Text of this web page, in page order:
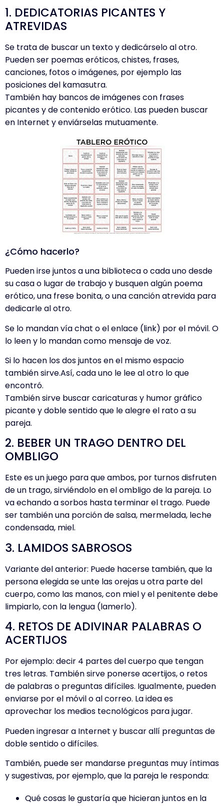
1. DEDICATORIAS PICANTES Y
ATREVIDAS
Se trata de buscar un texto y dedicárselo al otro.
Pueden ser poemas eróticos, chistes, frases,
canciones, fotos o imágenes, por ejemplo las
posiciones del kamasutra.
También hay bancos de imágenes con frases
picantes y de contenido erótico. Las pueden buscar
en Internet y enviárselas mutuamente.
¿Cómo hacerlo?
Pueden irse juntos a una biblioteca o cada uno desde
su casa o lugar de trabajo y busquen algún poema
erótico, una frese bonita, o una canción atrevida para
dedicarle al otro.
Se lo mandan vía chat o el enlace (link) por el móvil. O
lo leen y lo mandan como mensaje de voz.
Si lo hacen los dos juntos en el mismo espacio
también sirve.Así, cada uno le lee al otro lo que
encontró.
También sirve buscar caricaturas y humor gráfico
picante y doble sentido que le alegre el rato a su
pareja.
2. BEBER UN TRAGO DENTRO DEL
OMBLIGO
Este es un juego para que ambos, por turnos disfruten
de un trago, sirviéndolo en el ombligo de la pareja. Lo
va echando a sorbos hasta terminar el trago. Puede
ser también una porción de salsa, mermelada, leche
condensada, miel.
3. LAMIDOS SABROSOS
Variante del anterior: Puede hacerse también, que la
persona elegida se unte las orejas u otra parte del
cuerpo, como las manos, con miel y el penitente debe
limpiarlo, con la lengua (lamerlo).
4. RETOS DE ADIVINAR PALABRAS O
ACERTIJOS
Por ejemplo: decir 4 partes del cuerpo que tengan
tres letras. También sirve ponerse acertijos, o retos
de palabras o preguntas difíciles. Igualmente, pueden
enviarse por el móvil o al correo. La idea es
aprovechar los medios tecnológicos para jugar.
Pueden ingresar a Internet y buscar allí preguntas de
doble sentido o difíciles.
También, puede ser mandarse preguntas muy íntimas
y sugestivas, por ejemplo, que la pareja le responda:
Qué cosas le gustaría que hicieran juntos en la